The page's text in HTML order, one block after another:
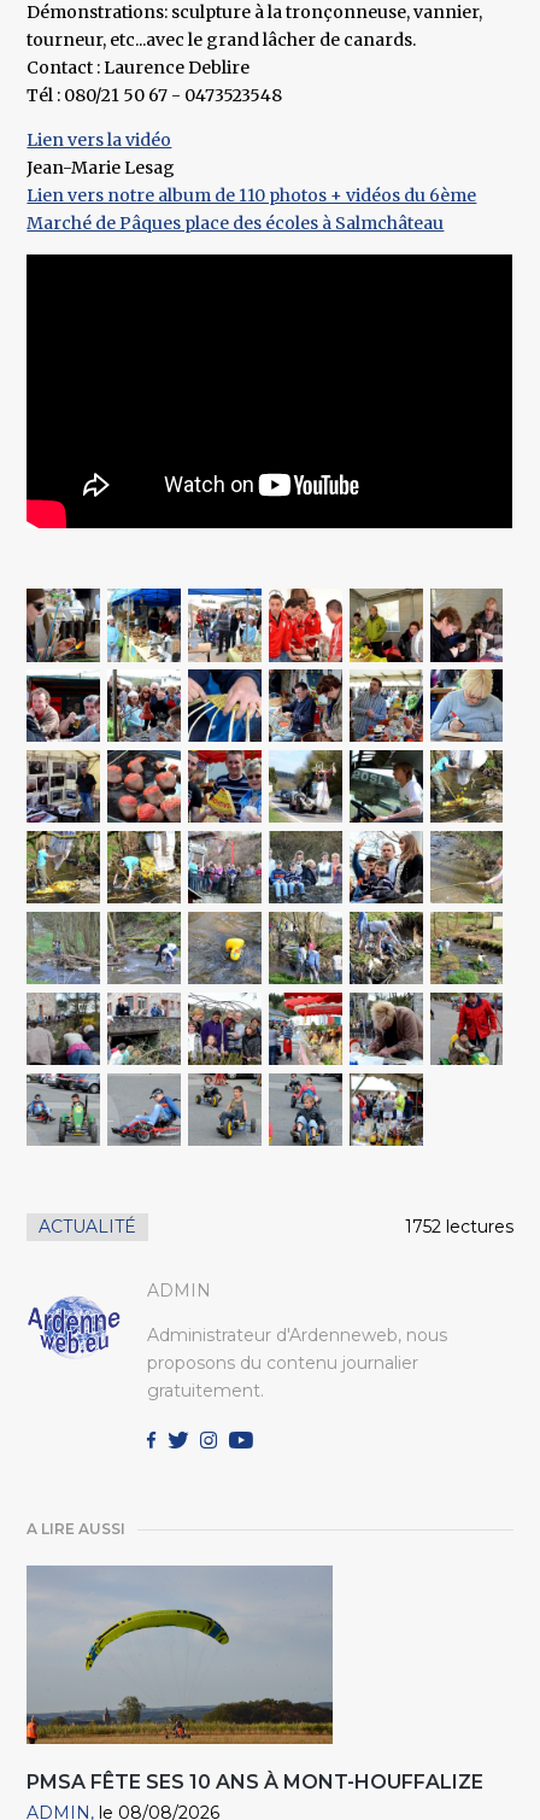
Démonstrations: sculpture à la tronçonneuse, vannier,
tourneur, etc...avec le grand lâcher de canards.
Contact : Laurence Deblire
Tél : 080/21 50 67 - 0473523548
Lien vers la vidéo
Jean-Marie Lesag
Lien vers notre album de 110 photos + vidéos du 6ème
Marché de Pâques place des écoles à Salmchâteau
ACTUALITÉ 1752 lectures
ADMIN
Administrateur d'Ardenneweb, nous
proposons du contenu journalier
gratuitement.
A LIRE AUSSI
PMSA FÊTE SES 10 ANS À MONT-HOUFFALIZE
ADMIN le 08/08/2026